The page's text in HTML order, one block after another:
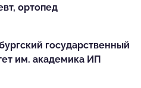
ортопед
государственный
им. академика ИП